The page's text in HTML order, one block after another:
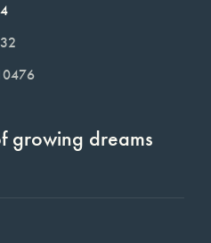
growing dreams